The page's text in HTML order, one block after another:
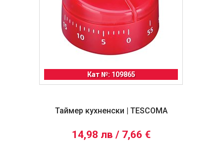
Кат №: 109865
Таймер кухненски | TESCOMA
14,98 лв / 7,66 €